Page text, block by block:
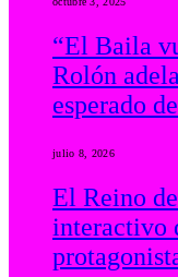
“El Baila
Rolón
esperado
julio 8, 2026
El Reino
interactivo